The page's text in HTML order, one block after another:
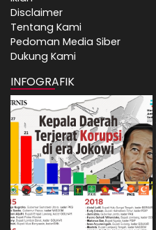
Disclaimer
Tentang Kami
Pedoman Media Siber
Dukung Kami
INFOGRAFIK